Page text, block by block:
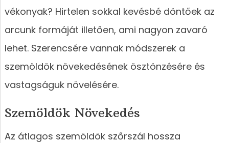
vékonyak? Hirtelen sokkal kevésbé döntőek az
arcunk formáját illetően, ami nagyon zavaró
lehet. Szerencsére vannak módszerek a
szemöldök növekedésének ösztönzésére és
vastagságuk növelésére.
Szemöldök Növekedés
Az átlagos szemöldök szőrszál hossza